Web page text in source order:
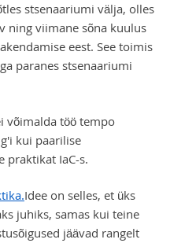
stsenaariumi välja, olles
ning viimane sõna kuulus
eest. See toimis
paranes stsenaariumi
võimalda töö tempo
kui paarilise
praktikat IaC-s.
Idee on selles, et üks
juhiks, samas kui teine
jäävad rangelt